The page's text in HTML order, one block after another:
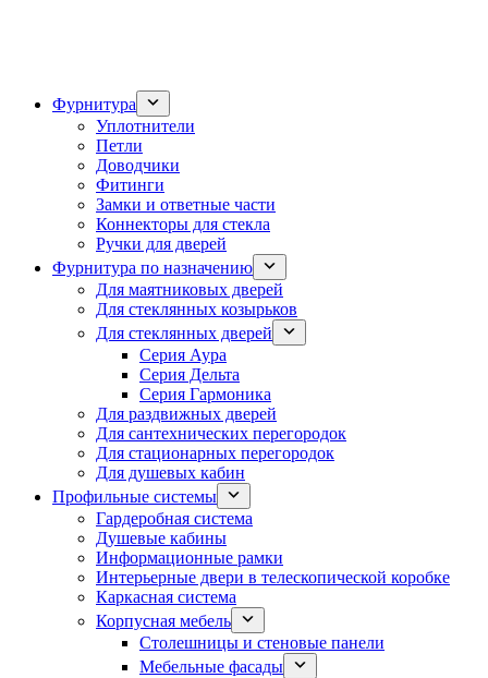
Фурнитура
Уплотнители
Петли
Доводчики
Фитинги
Замки и ответные части
Коннекторы для стекла
Ручки для дверей
Фурнитура по назначению
Для маятниковых дверей
Для стеклянных козырьков
Для стеклянных дверей
Серия Аура
Серия Дельта
Серия Гармоника
Для раздвижных дверей
Для сантехнических перегородок
Для стационарных перегородок
Для душевых кабин
Профильные системы
Гардеробная система
Душевые кабины
Информационные рамки
Интерьерные двери в телескопической коробке
Каркасная система
Корпусная мебель
Столешницы и стеновые панели
Мебельные фасады